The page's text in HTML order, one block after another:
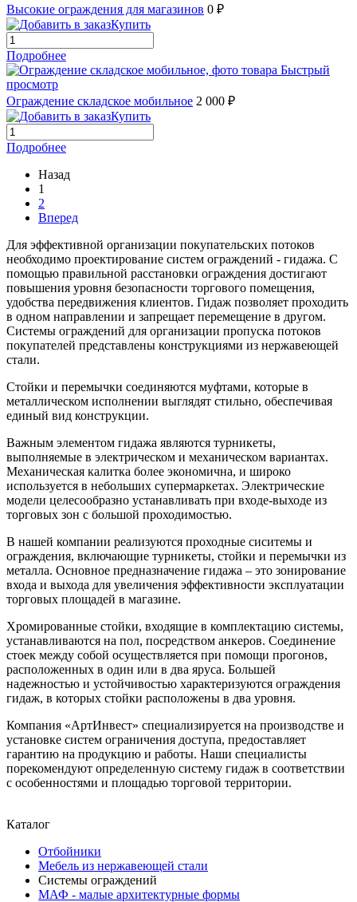
Высокие ограждения для магазинов 0 ₽
Купить
Подробнее
Быстрый
просмотр
Ограждение складское мобильное 2 000 ₽
Купить
Подробнее
Назад
1
2
Вперед
Для эффективной организации покупательских потоков
необходимо проектирование систем ограждений - гидажа. С
помощью правильной расстановки ограждения достигают
повышения уровня безопасности торгового помещения,
удобства передвижения клиентов. Гидаж позволяет проходить
в одном направлении и запрещает перемещение в другом.
Системы ограждений для организации пропуска потоков
покупателей представлены конструкциями из нержавеющей
стали.
Стойки и перемычки соединяются муфтами, которые в
металлическом исполнении выглядят стильно, обеспечивая
единый вид конструкции.
Важным элементом гидажа являются турникеты,
выполняемые в электрическом и механическом вариантах.
Механическая калитка более экономична, и широко
используется в небольших супермаркетах. Электрические
модели целесообразно устанавливать при входе-выходе из
торговых зон с большой проходимостью.
В нашей компании реализуются проходные сиситемы и
ограждения, включающие турникеты, стойки и перемычки из
металла. Основное предназначение гидажа – это зонирование
входа и выхода для увеличения эффективности эксплуатации
торговых площадей в магазине.
Хромированные стойки, входящие в комплектацию системы,
устанавливаются на пол, посредством анкеров. Соединение
стоек между собой осуществляется при помощи прогонов,
расположенных в один или в два яруса. Большей
надежностью и устойчивостью характеризуются ограждения
гидаж, в которых стойки расположены в два уровня.
Компания «АртИнвест» специализируется на производстве и
установке систем ограничения доступа, предоставляет
гарантию на продукцию и работы. Наши специалисты
порекомендуют определенную систему гидаж в соответствии
с особенностями и площадью торговой территории.
Каталог
Отбойники
Мебель из нержавеющей стали
Системы ограждений
МАФ - малые архитектурные формы